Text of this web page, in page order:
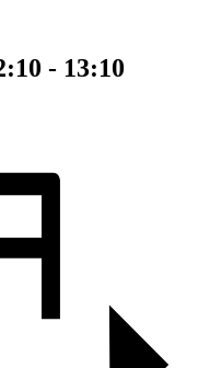
- 13:10